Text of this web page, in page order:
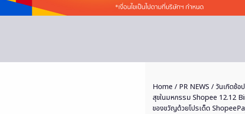
Home / PR NEWS / วันเกิดช้อ
สุขในมหกรรม Shopee 12.12
ของขวัญด้วยโปรเด็ด